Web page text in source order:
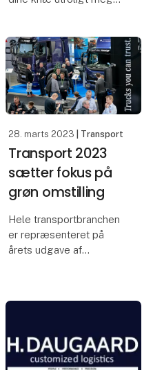
dine led. Jeg er 54 år og
er blevet opereret i
begge knæ. Jeg kan
mærke at når jeg sæ
28. marts 2023 | Transport
Transport 2023
sætter fokus på
grøn omstilling
Hele transportbranchen
er repræsenteret på
årets udgave af
nærmer sig niveauet fra
før